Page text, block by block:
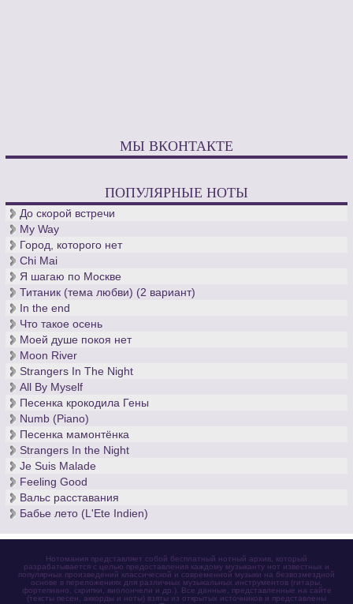
МЫ ВКОНТАКТЕ
ПОПУЛЯРНЫЕ НОТЫ
До скорой встречи
My Way
Город, которого нет
Chi Mai
Я шагаю по Москве
Титаник (тема любви) (2 вариант)
In the end
Что такое осень
Моей душе покоя нет
Moon River
Strangers In The Night
All By Myself
Песенка крокодила Гены
Numb (Piano)
Песенка мамонтёнка
Strangers In the Night
Je Suis Malade
Feeling Good
Вальс расставания
Бабье лето (L'Ete Indien)
Нотомания представляет собой бесплатный нотный архив, который
разрабатывается с целью предоставления каждому музыканту нот известных и
популярных произведений классической и современной музыки на безвозмездной
основе в переложениях для различных музыкальных инструментов (гитары,
фортепиано, скрипки, виолончели и др.). Все данные, представленные на сайте
(тексты песен, аккорды и ноты) взяты из открытых источников и представлены